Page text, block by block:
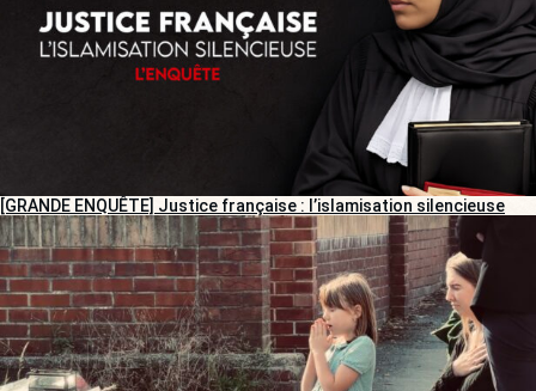
[GRANDE ENQUÊTE] Justice française : l’islamisation silencieuse